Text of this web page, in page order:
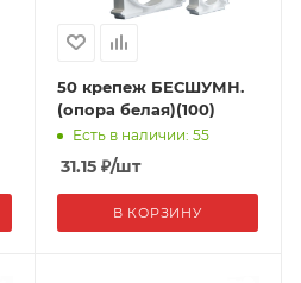
50 крепеж БЕСШУМН.
(опора белая)(100)
Есть в наличии: 55
31.15₽/шт
В КОРЗИНУ